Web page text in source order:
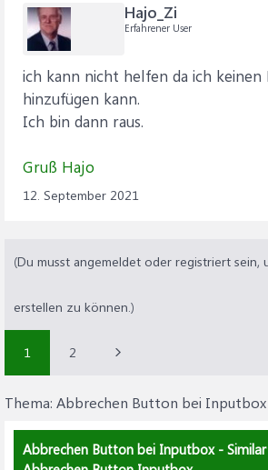
Hajo_Zi
Erfahrener User
ich kann nicht helfen da ich keinen
hinzufügen kann.
Ich bin dann raus.
Gruß Hajo
12. September 2021
(Du musst angemeldet oder registriert sein,
erstellen zu können.)
1 2
Thema: Abbrechen Button bei Inputbox
Abbrechen Button bei Inputbox -